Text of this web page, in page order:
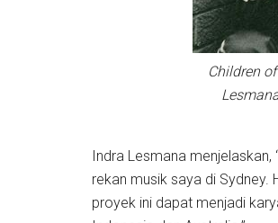
Children
Indra Lesmana
rekan musik saya di Sydney.
proyek ini dapat menjadi